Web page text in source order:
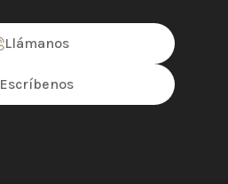
Llámanos
Escríbenos